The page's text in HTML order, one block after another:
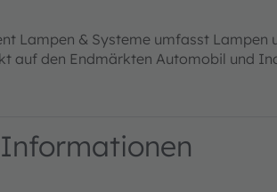
Lampen & Systeme umfasst Lampen
auf den Endmärkten Automobil und